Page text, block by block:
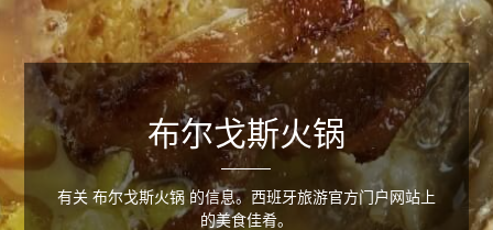
布尔戈斯火锅
有关 布尔戈斯火锅 的信息。西班牙旅游官方门户网站上
的美食佳肴。